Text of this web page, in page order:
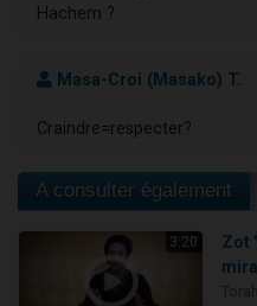
Hachem ?
Masa-Croi (Masako) T.
Craindre=respecter?
A consulter également
3:20
Zot